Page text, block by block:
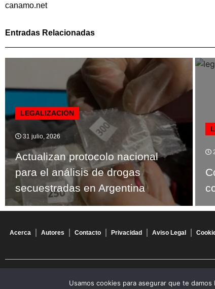
canamo.net
Entradas Relacionadas
LEGALIZACIÓN
31 julio, 2026
Actualizan protocolo nacional
para el análisis de drogas
secuestradas en Argentina
Acerca Autores Contacto Privacidad Aviso Legal
© 2026 Todos los derechos reservadosUsamos cookies para asegurar que te